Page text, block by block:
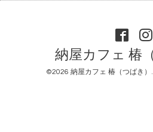
納屋カフェ 椿
©2026 納屋カフェ 椿（つばき）